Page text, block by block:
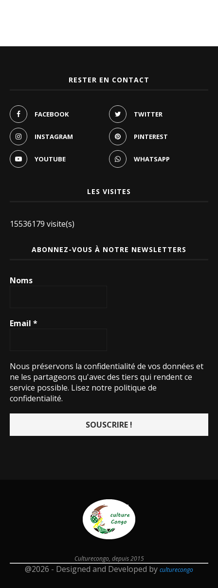
RESTER EN CONTACT
FACEBOOK TWITTER
INSTAGRAM PINTEREST
YOUTUBE WHATSAPP
LES VISITES
15536179 visite(s)
ABONNEZ-VOUS À NOTRE NEWSLETTERS
Noms
Email *
Nous préservons la confidentialité de vos données et
ne les partageons qu'avec des tiers qui rendent ce
service possible. Lisez notre politique de
confidentialité.
Culturecongo, depuis 2015
@2026 - Designed and Developed by culturecongo